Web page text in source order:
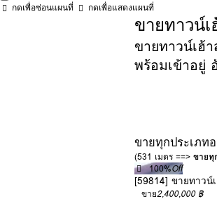
กดเพื่อซ่อนแผนที่ กดเพื่อแสดงแผนที่
ขายทาวน์
ขายทาวน์เฮ้
พร้อมเข้าอยู่
ขายทุกประเภท
(531 เมตร ==> ขายทุ
100%Off
[59814] ขายทาวน์
ขาย2,400,000 ฿